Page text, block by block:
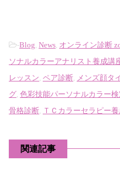
-Blog, News, オンライン診断
ソナルカラーアナリスト養成講
レッスン, ペア診断, メンズ顔タ
グ, 色彩技能パーソナルカラー検
骨格診断, ＴＣカラーセラピー
関連記事